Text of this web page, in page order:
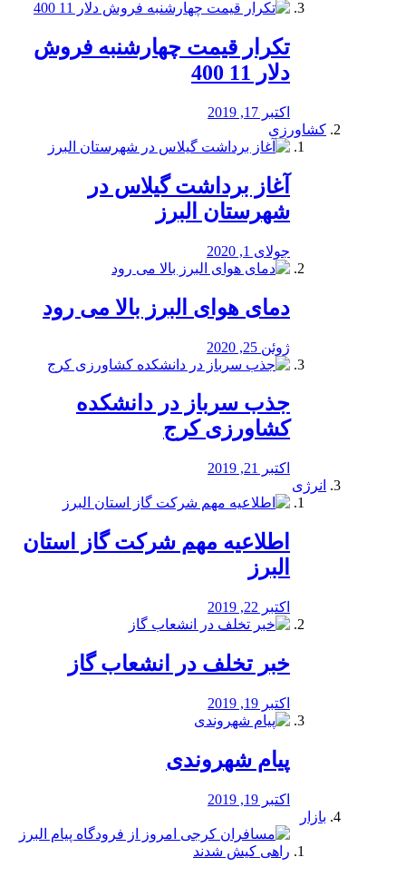
تکرار قیمت چهارشنبه فروش
دلار 11 400
اکتبر 17, 2019
کشاورزی
آغاز برداشت گیلاس در
شهرستان البرز
جولای 1, 2020
دمای هوای البرز بالا می رود
ژوئن 25, 2020
جذب سرباز در دانشکده
کشاورزی کرج
اکتبر 21, 2019
انرژی
️اطلاعیه مهم شرکت گاز استان
البرز
اکتبر 22, 2019
خبر تخلف در انشعاب گاز
اکتبر 19, 2019
پیام شهروندی
اکتبر 19, 2019
بازار